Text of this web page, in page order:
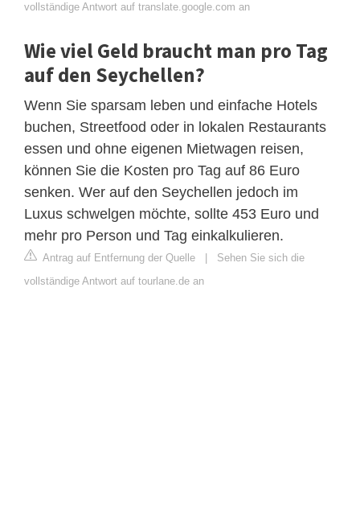
vollständige Antwort auf translate.google.com an
Wie viel Geld braucht man pro Tag
auf den Seychellen?
Wenn Sie sparsam leben und einfache Hotels
buchen, Streetfood oder in lokalen Restaurants
essen und ohne eigenen Mietwagen reisen,
können Sie die Kosten pro Tag auf 86 Euro
senken. Wer auf den Seychellen jedoch im
Luxus schwelgen möchte, sollte 453 Euro und
mehr pro Person und Tag einkalkulieren.
Antrag auf Entfernung der Quelle
Sehen Sie sich die
vollständige Antwort auf tourlane.de an